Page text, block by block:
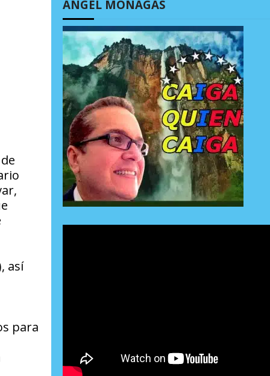
así
para
ÁNGEL MONAGAS